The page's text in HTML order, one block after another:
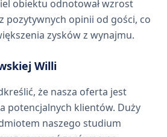
obiektu odnotował wzrost
pozytywnych opinii od gości, co
zysków z wynajmu.
Willi
że nasza oferta jest
potencjalnych klientów. Duży
naszego studium